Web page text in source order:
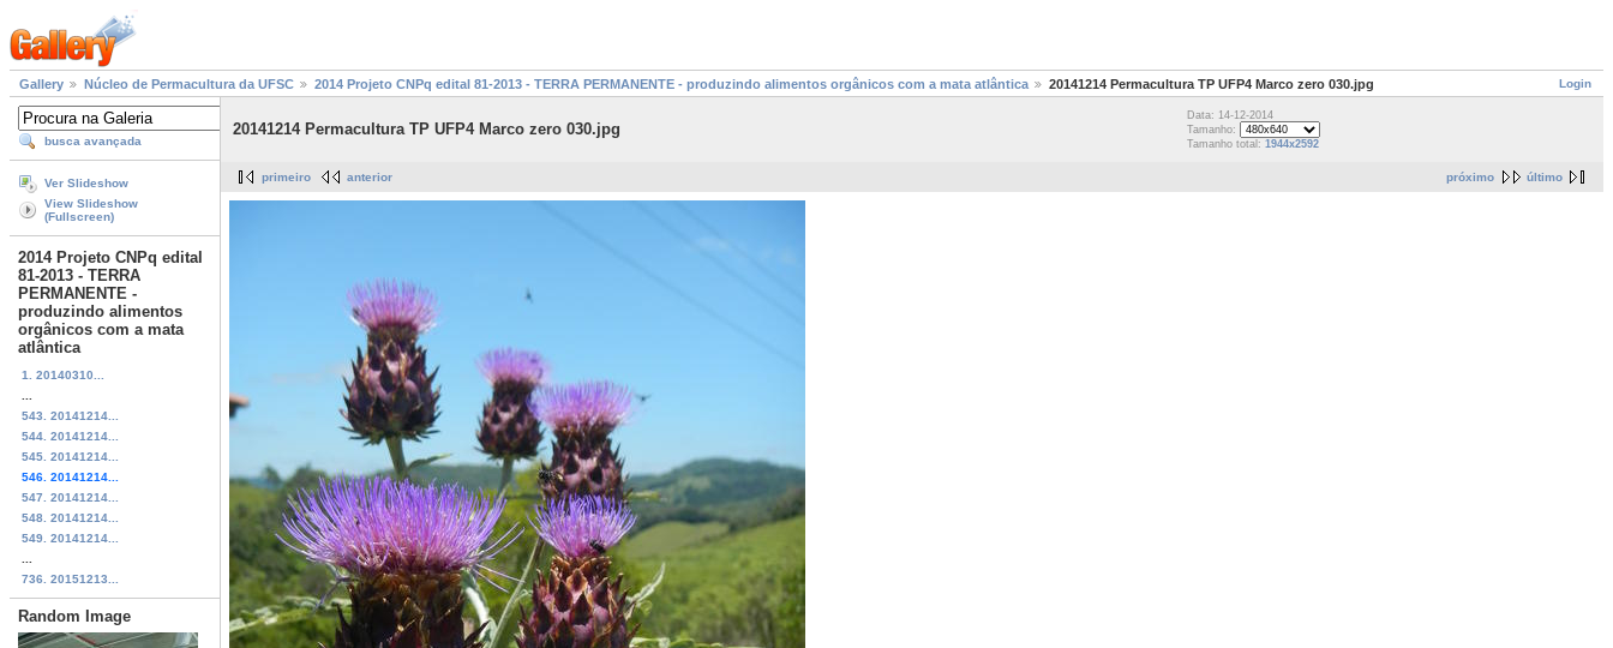
Login
Gallery Núcleo de Permacultura da UFSC 2014 Projeto CNPq edital 81-2013 - TERRA PERMANENTE - produzindo alimentos orgânicos com a mata atlântica 20141214 Permacultura TP UFP4 Marco zero 030.jpg
busca avançada
Ver Slideshow
View Slideshow
(Fullscreen)
2014 Projeto CNPq edital
81-2013 - TERRA
PERMANENTE -
produzindo alimentos
orgânicos com a mata
atlântica
1. 20140310...
543. 20141214...
544. 20141214...
545. 20141214...
546. 20141214...
547. 20141214...
548. 20141214...
549. 20141214...
736. 20151213...
Random Image
20141214 Permacultura TP UFP4 Marco zero 030.jpg
Data: 14-12-2014
Tamanho:
Tamanho total: 1944x2592
próximo último
primeiro anterior